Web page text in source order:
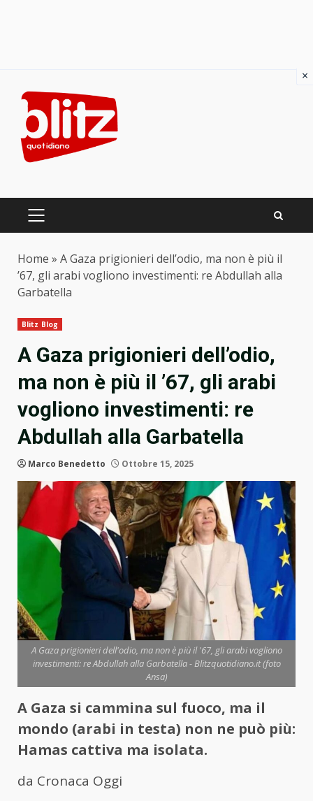
content
PRIMARY
Home » A Gaza prigionieri dell’odio, ma non è più il
’67, gli arabi vogliono investimenti: re Abdullah alla
Garbatella
Blitz Blog
A Gaza prigionieri dell’odio,
ma non è più il ’67, gli arabi
vogliono investimenti: re
Abdullah alla Garbatella
Marco Benedetto Ottobre 15, 2025
A Gaza prigionieri dell'odio, ma non è più il '67, gli arabi vogliono
investimenti: re Abdullah alla Garbatella - Blitzquotidiano.it (foto
Ansa)
A Gaza si cammina sul fuoco, ma il
mondo (arabi in testa) non ne può più:
Hamas cattiva ma isolata.
da Cronaca Oggi
×